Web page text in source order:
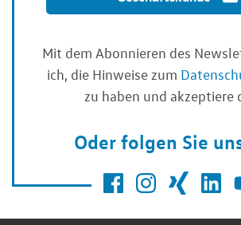
Mit dem Abonnieren des
ich, die Hinweise zum
zu haben und akzeptiere
Oder folgen Sie